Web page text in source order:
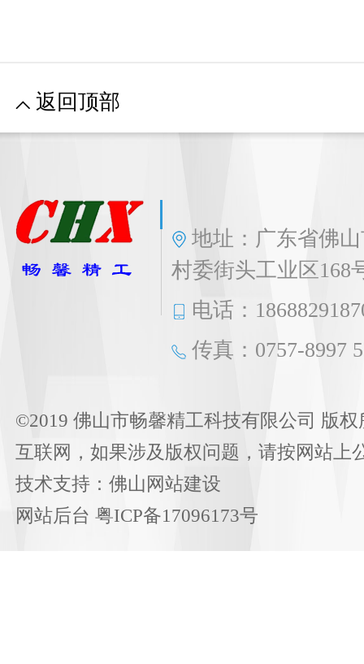
返回顶部
地址：广东省佛
村委街头工业区168
电话：
传真：0757-8997
©2019 佛山市畅馨精工科技有限公司 版
互联网，如果涉及版权问题，请按网站上
技术支持： 佛山网站建设
网站后台 粤ICP备17096173号